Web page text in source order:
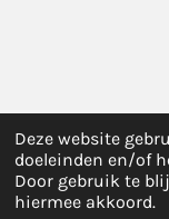
Deze website
doeleinden en/of
Door gebruik te
hiermee akkoord.
© 2023 - 2026
Powered byJouwWeb